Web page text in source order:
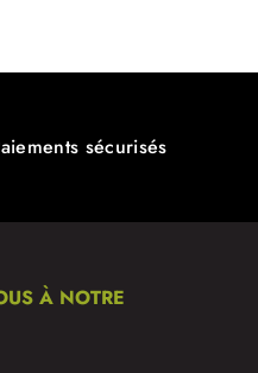
sécurisés
À NOTRE